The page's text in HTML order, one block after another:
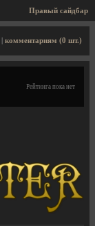
Правый сайдбар
комментариям (0 шт.)
Рейтинга пока нет